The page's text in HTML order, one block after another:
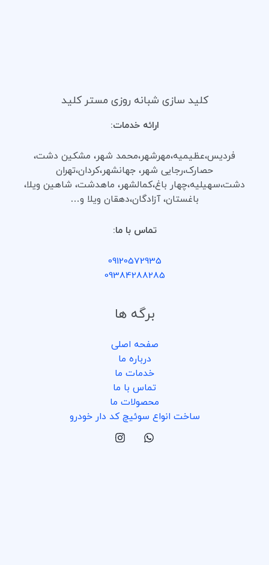
کلید سازی شبانه روزی مستر کلید
ارائه خدمات:
فردیس،عظیمیه،مهرشهر،محمد شهر، مشکین دشت،
حصارک،رجایی شهر، جهانشهر،کردان،تهران
دشت،سهیلیه،چهار باغ،کمالشهر، ماهدشت، شاهین ویلا،
باغستان، آزادگان،دهقان ویلا و…
تماس با ما:
09120572935
09384288285
برگه ها
صفحه اصلی
درباره ما
خدمات ما
تماس با ما
محصولات ما
ساخت انواع سوئیچ کد دار خودرو